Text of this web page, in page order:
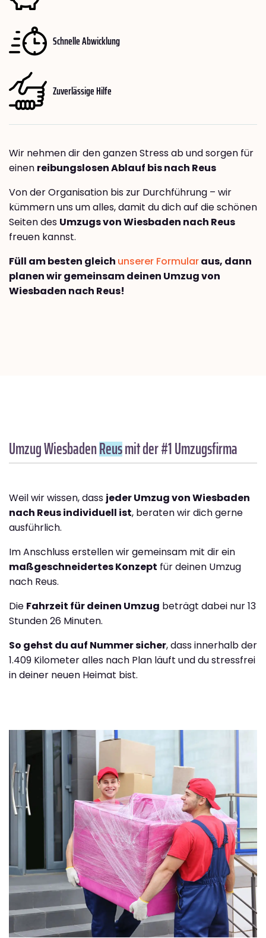
Schnelle Abwicklung
Zuverlässige Hilfe
Wir nehmen dir den ganzen Stress ab und sorgen für
einen reibungslosen Ablauf bis nach Reus
Von der Organisation bis zur Durchführung – wir
kümmern uns um alles, damit du dich auf die schönen
Seiten des Umzugs von Wiesbaden nach Reus
freuen kannst.
Füll am besten gleich unserer Formularaus, dann
planen wir gemeinsam deinen Umzug von
Wiesbaden nach Reus!
Umzug WiesbadenReusmit der #1 Umzugsfirma
Weil wir wissen, dass jeder Umzug von Wiesbaden
nach Reus individuell ist, beraten wir dich gerne
ausführlich.
Im Anschluss erstellen wir gemeinsam mit dir ein
maßgeschneidertes Konzept für deinen Umzug
nach Reus.
Die Fahrzeit für deinen Umzug beträgt dabei nur 13
Stunden 26 Minuten.
So gehst du auf Nummer sicher, dass innerhalb der
1.409 Kilometer alles nach Plan läuft und du stressfrei
in deiner neuen Heimat bist.